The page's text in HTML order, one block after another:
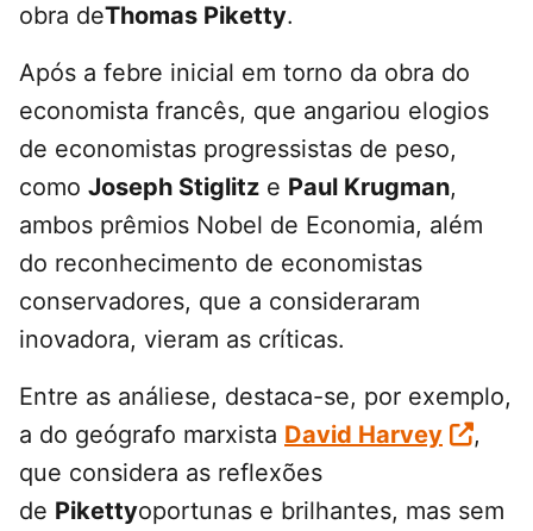
obra deThomas Piketty.
Após a febre inicial em torno da obra do
economista francês, que angariou elogios
de economistas progressistas de peso,
como Joseph Stiglitz e Paul Krugman,
ambos prêmios Nobel de Economia, além
do reconhecimento de economistas
conservadores, que a consideraram
inovadora, vieram as críticas.
Entre as análiese, destaca-se, por exemplo,
a do geógrafo marxista David Harvey
,
que considera as reflexões
de Pikettyoportunas e brilhantes, mas sem